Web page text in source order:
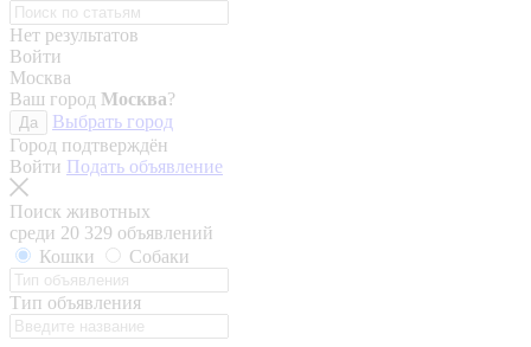
Нет результатов
Войти
Москва
Ваш город Москва?
Да
Выбрать город
Город подтверждён
Войти Подать объявление
Поиск животных
среди 20 329 объявлений
Кошки
Собаки
Тип объявления